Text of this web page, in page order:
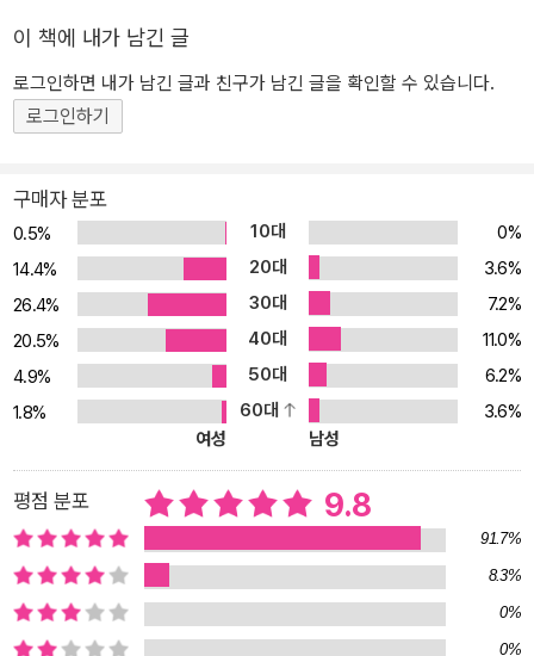
그러니 영어를 잘하느냐의 기준이 이런 묘사를 잘하는가이고, 영어를
것이지요. <거의 모든 묘사 표현의 영어>는 이런 묘사에 도움이 되는
표현을 담은 책입니다. 묘사 맞춤용 필수 주제와 표현 선택 묘사를 잘
용사, 동작을 나타내는 동사구 표현까지 다방면으로 알아야 합니다.
그래서 묘사 표현 공부를 종합적 어휘 학습의 정점이라고 하지요. 그
렇지만 그 범위가 너무 방대하고 알아야 할 표현도 막대해서 어디서
부터 시작해야 할지 막막합니다. <거의 모든 묘사 표현의 영어>는 보
통 사람들의 일상에서 가장 많이 묘사할 만한 주제와 상황을 선택해
필요한 표현을 모아서 제시합니다. 이 정도만 확실히 알면 할 말 못하
고 냉가슴 앓는 증상은 사라집니다. 부담은 덜고 시각적 재미는 더하
는 찰떡 이미지 <거의 모든 묘사 표현의 영어>는 ‘영어로 이건 뭐라고
설명하지?’가 궁금한 표현에 학습의 부담은 덜고 시각적 재미를 더해
장기 기억에 도움이 되는 이미지를 수록했습니다. 다 외워야겠다는
부담보다 그림과 표현을 대조하며 읽고 쓱쓱 넘어가는 것만으로도 이
미 반은 해낸 셈입니다. 뉘앙스 설명과 활용법이 바로 확인되는 How
세세히 설명합니다. 우리말로는 모두 ‘카리스마 있는’이지만 charism
atic은 ‘타인을 휘어잡는 매력이 있고 타인에게 영감을 주는 성격의’, t
alismanic은 ‘카리스마뿐 아니라 행운을 주고 액운을 막아 주는 느낌
이 책에 내가 남긴 글
로그인하면 내가 남긴 글과 친구가 남긴 글을 확인할 수 있습니다.
로그인하기
구매자 분포
0.5% 10대
0%
14.4%
20대
3.6%
26.4%
30대
7.2%
20.5%
40대
11.0%
4.9%
50대
6.2%
1.8%
60대
3.6%
여성
남성
평점 분포 9.8
91.7%
8.3%
0%
0%